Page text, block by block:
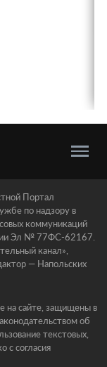
Портал
по надзору в
коммуникаций
Эл № 77ФС-62167.
канал»,
— Напольских
на сайте, защищены в
об
текстовых,
с согласия